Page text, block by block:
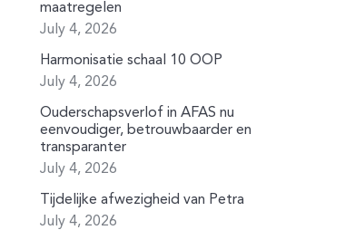
maatregelen
July 4, 2026
Harmonisatie schaal 10 OOP
July 4, 2026
Ouderschapsverlof in AFAS nu
eenvoudiger, betrouwbaarder en
transparanter
July 4, 2026
Tijdelijke afwezigheid van Petra
July 4, 2026